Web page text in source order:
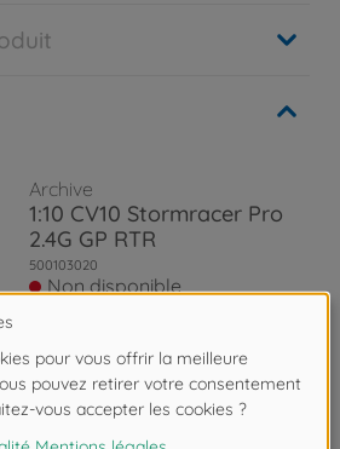
Archive
1:10 CV10 Stormracer Pro
2.4G GP RTR
500103020
Non disponible